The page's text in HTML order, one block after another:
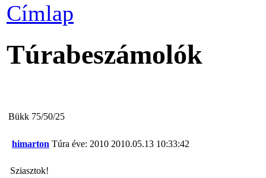
Címlap
Túrabeszámolók
Bükk 75/50/25
himarton Túra éve: 2010 2010.05.13 10:33:42
Sziasztok!